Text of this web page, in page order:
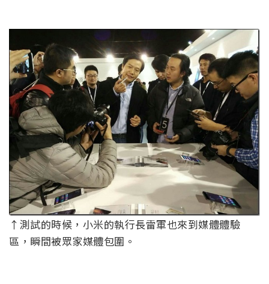
↑測試的時候，小米的執行長雷軍也來到媒體體驗
區，瞬間被眾家媒體包圍。